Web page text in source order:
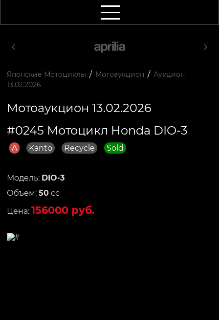
Японские Мотоциклы / Мотоаукцион / Аукцион
13.02.2026
Мотоаукцион 13.02.2026
#0245 Мотоцикл Honda DIO-3
A Kanto Recycle Sold
Модель: DIO-3
Объем: 50 сс
Цена: 156000 руб.